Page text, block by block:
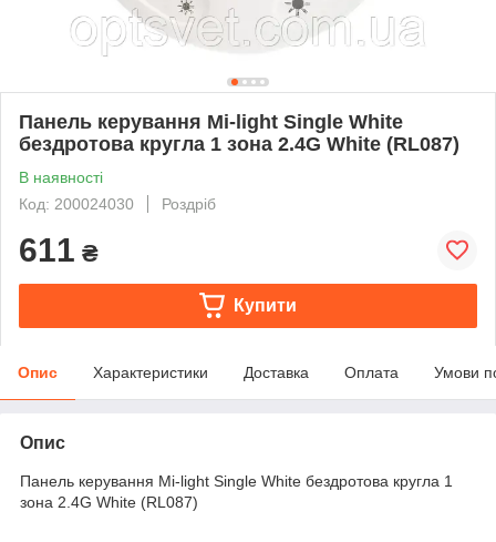
Панель керування Mi-light Single White
бездротова кругла 1 зона 2.4G White (RL087)
В наявності
Код: 200024030
Роздріб
611 ₴
Купити
Опис Характеристики Доставка Оплата Умови
Опис
Панель керування Mi-light Single White бездротова кругла 1
зона 2.4G White (RL087)